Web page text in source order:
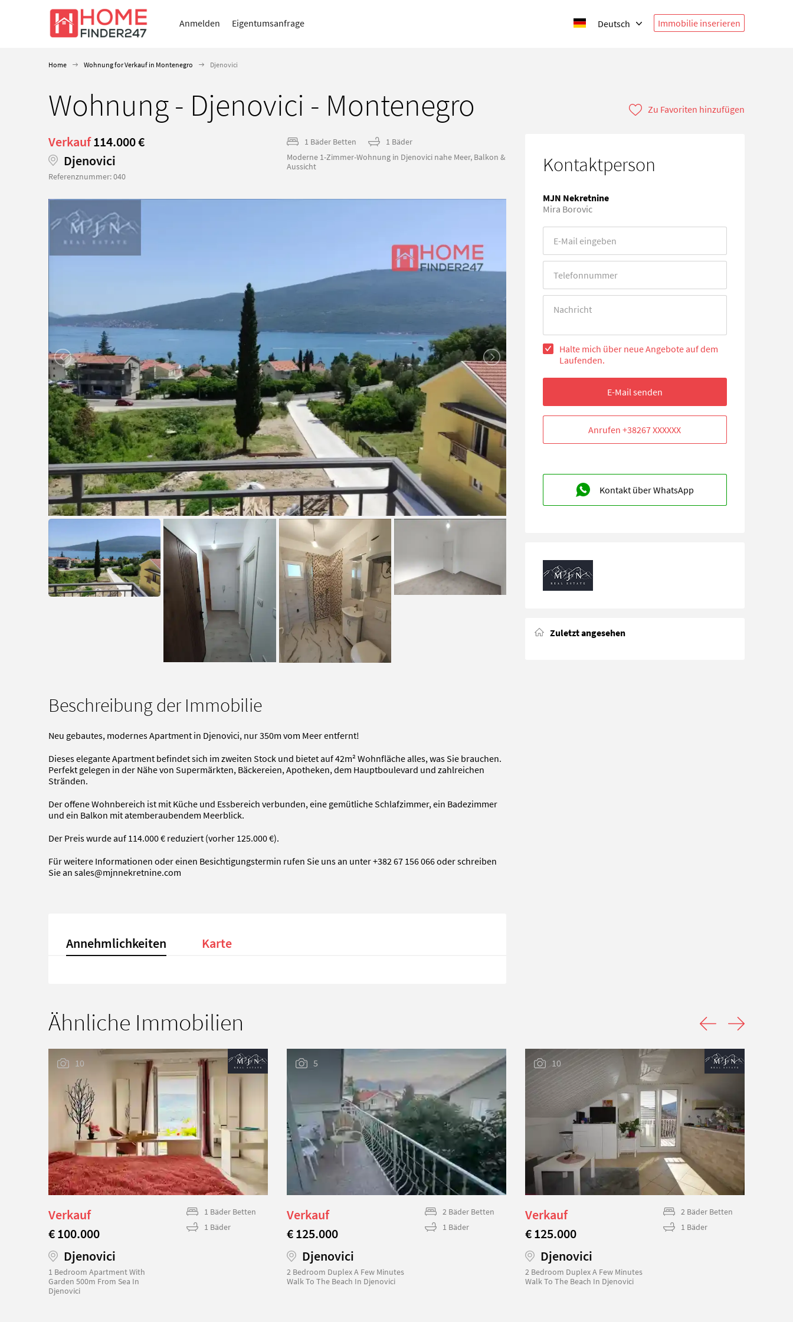
Anmelden Eigentumsanfrage Deutsch Immobilie inserieren
Home Wohnung for Verkauf in Montenegro Djenovici
Wohnung - Djenovici - Montenegro Zu Favoriten hinzufügen
Verkauf114.000 €
Djenovici
Referenznummer: 040
1 Bäder Betten
1 Bäder
Moderne 1-Zimmer-Wohnung in Djenovici nahe Meer, Balkon &
Aussicht
Beschreibung der Immobilie
Neu gebautes, modernes Apartment in Djenovici, nur 350m vom Meer entfernt!
Dieses elegante Apartment befindet sich im zweiten Stock und bietet auf 42m² Wohnfläche alles, was Sie brauchen.
Perfekt gelegen in der Nähe von Supermärkten, Bäckereien, Apotheken, dem Hauptboulevard und zahlreichen
Stränden.
Der offene Wohnbereich ist mit Küche und Essbereich verbunden, eine gemütliche Schlafzimmer, ein Badezimmer
und ein Balkon mit atemberaubendem Meerblick.
Der Preis wurde auf 114.000 € reduziert (vorher 125.000 €).
Für weitere Informationen oder einen Besichtigungstermin rufen Sie uns an unter +382 67 156 066 oder schreiben
Sie an sales@mjnnekretnine.com
Annehmlichkeiten Karte
Kontaktperson
MJN Nekretnine
Mira Borovic
Error
Error
Error
Halte mich über neue Angebote auf dem
Laufenden.
E-Mail senden
Kontakt über WhatsApp
Zuletzt angesehen
Ähnliche Immobilien
10
Verkauf
€ 100.000
Djenovici
1 Bedroom Apartment With
Garden 500m From Sea In
Djenovici
1 Bäder Betten
1 Bäder
5
Verkauf
€ 125.000
Djenovici
2 Bedroom Duplex A Few Minutes
Walk To The Beach In Djenovici
2 Bäder Betten
1 Bäder
10
Verkauf
€ 125.000
Djenovici
2 Bedroom Duplex A Few Minutes
Walk To The Beach In Djenovici
2 Bäder Betten
1 Bäder